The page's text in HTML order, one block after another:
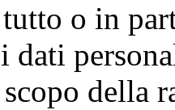
o in
dati
della